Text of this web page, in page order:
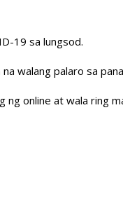
19 sa lungsod.
walang palaro sa
online at wala ring